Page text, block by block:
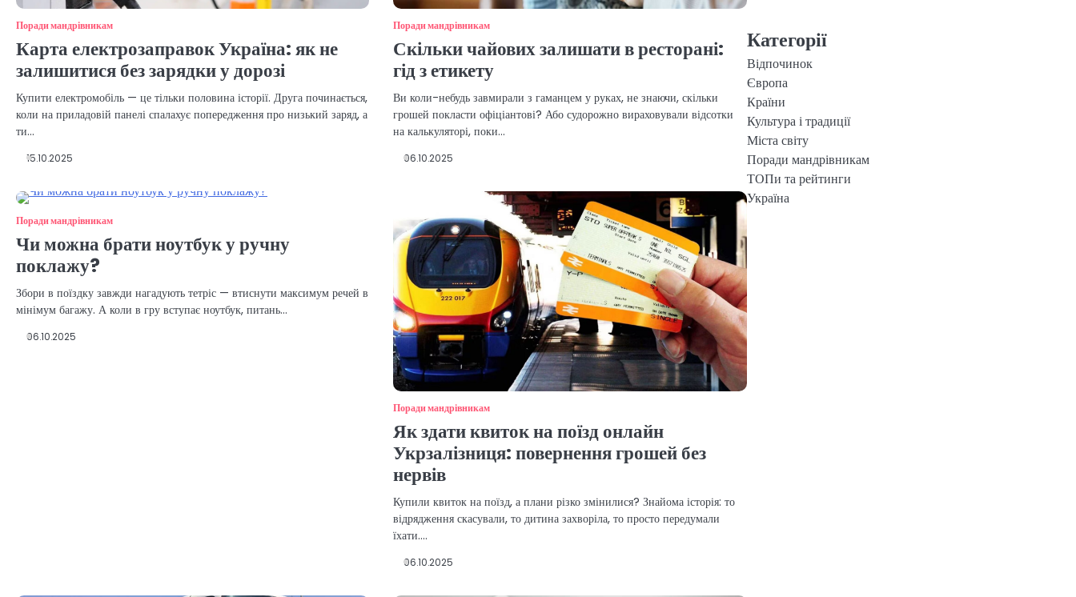
Поради мандрівникам
Карта електрозаправок Україна: як не
залишитися без зарядки у дорозі
Купити електромобіль — це тільки половина історії. Друга починається,
коли на приладовій панелі спалахує попередження про низький заряд, а
ти…
15.10.2025
Поради мандрівникам
Скільки чайових залишати в ресторані:
гід з етикету
Ви коли-небудь завмирали з гаманцем у руках, не знаючи, скільки
грошей покласти офіціантові? Або судорожно вираховували відсотки
на калькуляторі, поки…
06.10.2025
Поради мандрівникам
Чи можна брати ноутбук у ручну
поклажу?
Збори в поїздку завжди нагадують тетріс — втиснути максимум речей в
мінімум багажу. А коли в гру вступає ноутбук, питань…
06.10.2025
Поради мандрівникам
Як здати квиток на поїзд онлайн
Укрзалізниця: повернення грошей без
нервів
Купили квиток на поїзд, а плани різко змінилися? Знайома історія: то
відрядження скасували, то дитина захворіла, то просто передумали
їхати.…
06.10.2025
Категорії
Відпочинок
Європа
Країни
Культура і традиції
Міста світу
Поради мандрівникам
ТОПи та рейтинги
Україна